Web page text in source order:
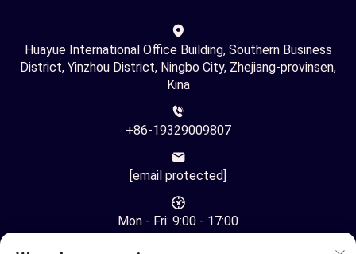
Huayue International Office Building, Southern Business
District, Yinzhou District, Ningbo City, Zhejiang-provinsen,
Kina
+86-19329009807
[email protected]
Mon - Fri: 9:00 - 17:00